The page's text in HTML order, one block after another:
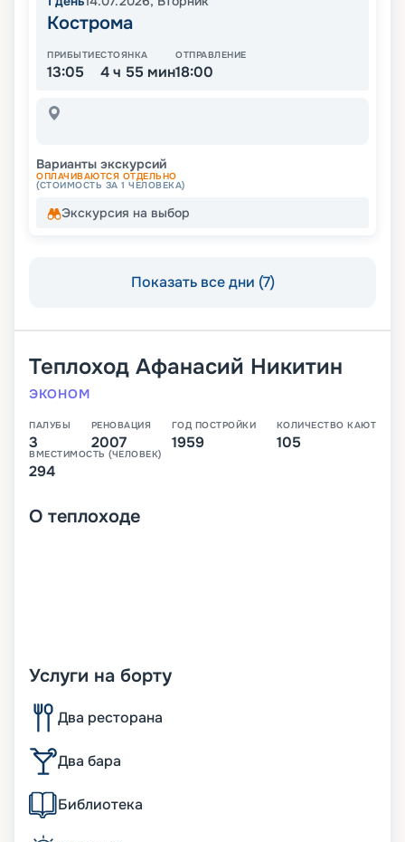
Кострома
ПРИБЫТИЕ
13:05
СТОЯНКА
4 ч 55 мин
ОТПРАВЛЕНИЕ
18:00
Варианты экскурсий
ОПЛАЧИВАЮТСЯ ОТДЕЛЬНО
(СТОИМОСТЬ ЗА 1 ЧЕЛОВЕКА)
Экскурсия на выбор
Показать все дни (7)
Теплоход Афанасий Никитин
ЭКОНОМ
ПАЛУБЫ
3
РЕНОВАЦИЯ
2007
ГОД ПОСТРОЙКИ
1959
КОЛИЧЕСТВО КАЮТ
105
ВМЕСТИМОСТЬ (ЧЕЛОВЕК)
294
О теплоходе
Услуги на борту
Два ресторана
Два бара
Библиотека